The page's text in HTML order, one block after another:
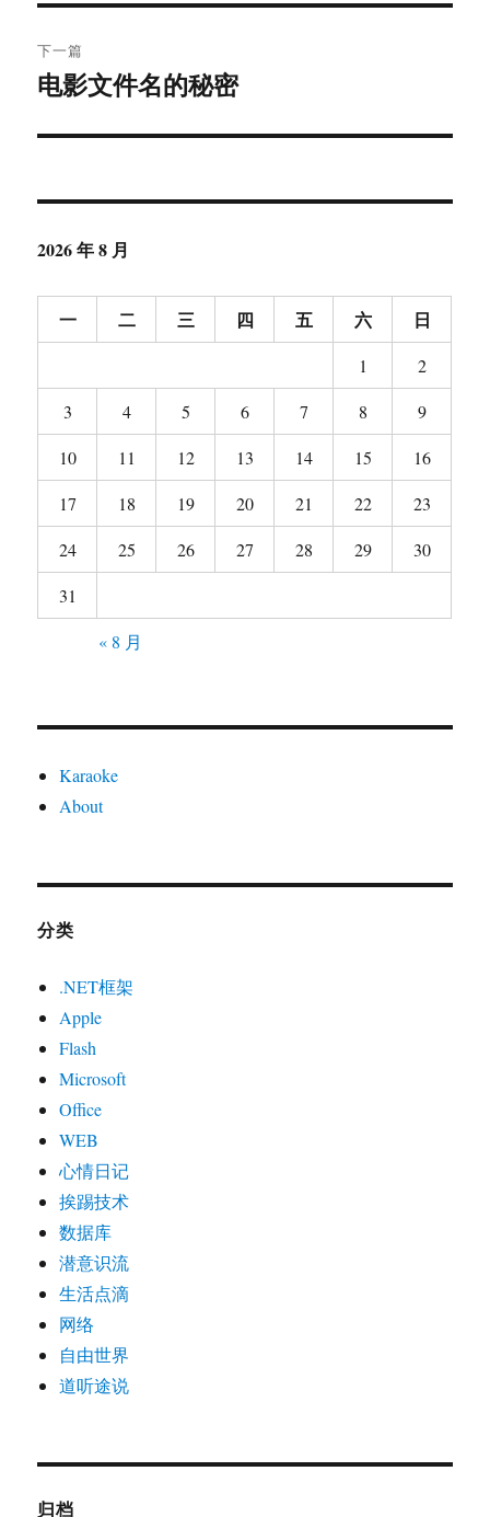
航
文
章：
下一篇
下
文
电影文件名的秘密
2026 年 8 月
一 二 三 四 五 六 日
1
2
3
4 5 6 7 8
9
10
11 12 13 14 15
16
17
18 19 20 21 22
23
24
25 26 27 28 29
30
31
« 8 月
Karaoke
About
分类
.NET框架
Apple
Flash
Microsoft
Office
WEB
心情日记
挨踢技术
数据库
潜意识流
生活点滴
网络
自由世界
道听途说
归档